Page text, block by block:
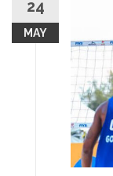
content
24
MAY